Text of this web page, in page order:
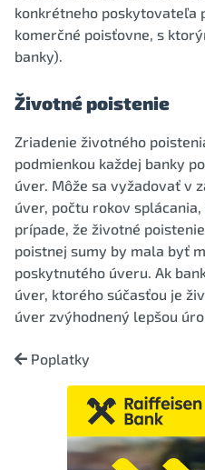
konkrétneho poskytovateľa
komerčné poisťovne, s
banky).
Životné poistenie
Zriadenie životného
podmienkou každej banky
úver. Môže sa vyžadovať v
úver, počtu rokov
prípade, že životné
poistnej sumy by mala byť
poskytnutého úveru. Ak
úver, ktorého súčasťou je
úver zvýhodnený lepšou
Poplatky